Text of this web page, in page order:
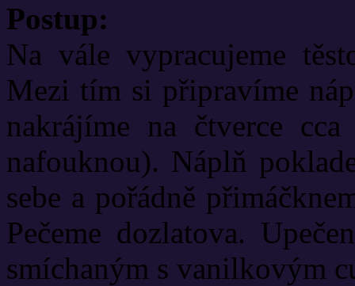
Postup:
Na vále vypracujeme
Mezi tím si připravíme
nakrájíme na čtverce
nafouknou). Náplň
sebe a pořádně
Pečeme dozlatova.
smíchaným s vanilkovým